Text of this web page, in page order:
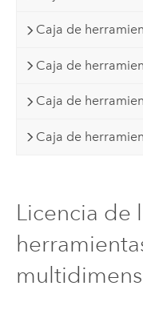
Caja de
Caja de
Caja de
Caja de
Licencia de